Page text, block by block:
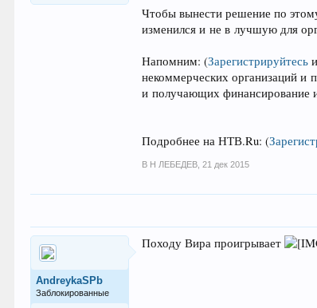
Чтобы вынести решение по
изменился и не в лучшую для
Напомним:(Зарегистрируйтесь
некоммерческих организаций и
и получающих финансирование
Подробнее на НТВ.Ru:(
В Н ЛЕБЕДЕВ 21 дек 2015
AndreykaSPb
Заблокированные
Походу Вира проигрывает